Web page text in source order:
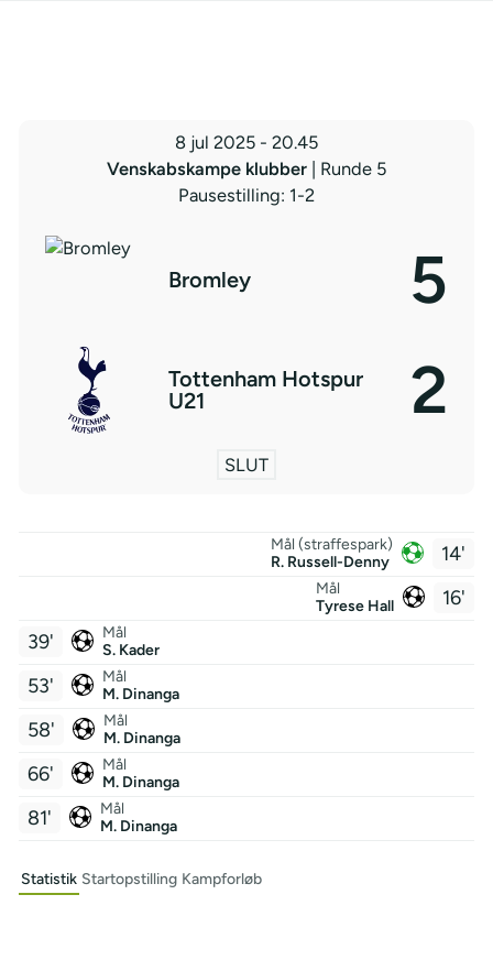
8 jul 2025 - 20.45
Venskabskampe klubber
| Runde 5
Pausestilling: 1-2
Bromley 5
Tottenham Hotspur
U21
2
SLUT
14'
Mål (straffespark)
R. Russell-Denny
16'
Mål
Tyrese Hall
Mål
S. Kader
39'
Mål
M. Dinanga
53'
Mål
M. Dinanga
58'
Mål
M. Dinanga
66'
Mål
M. Dinanga
81'
Statistik Startopstilling Kampforløb